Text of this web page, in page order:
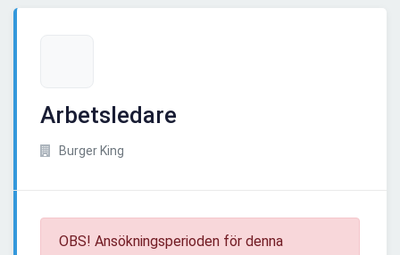
Arbetsledare
Burger King
OBS! Ansökningsperioden för denna